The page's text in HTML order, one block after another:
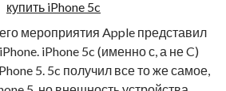
мероприятия Apple представил
iPhone 5c (именно с, а не C)
5. 5c получил все то же самое,